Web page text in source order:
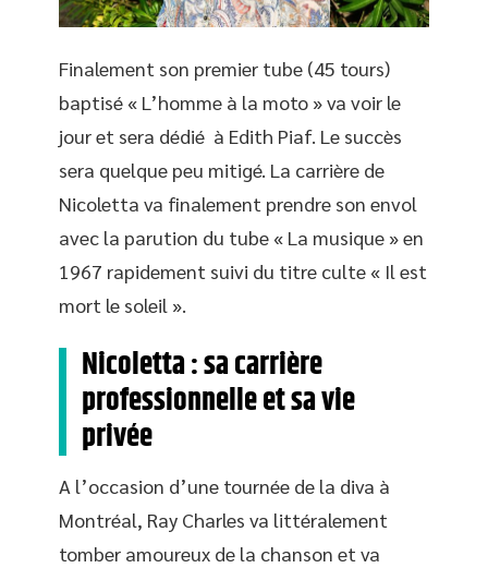
Finalement son premier tube (45 tours)
baptisé « L’homme à la moto » va voir le
jour et sera dédié à Edith Piaf. Le succès
sera quelque peu mitigé. La carrière de
Nicoletta va finalement prendre son envol
avec la parution du tube « La musique » en
1967 rapidement suivi du titre culte « Il est
mort le soleil ».
Nicoletta : sa carrière
professionnelle et sa vie
privée
A l’occasion d’une tournée de la diva à
Montréal, Ray Charles va littéralement
tomber amoureux de la chanson et va